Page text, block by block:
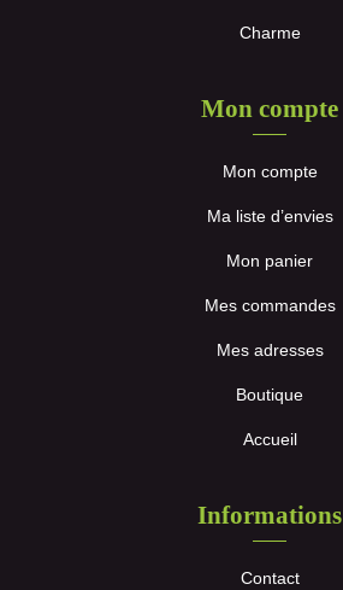
Charme
Mon compte
Mon compte
Ma liste d’envies
Mon panier
Mes commandes
Mes adresses
Boutique
Accueil
Informations
Contact